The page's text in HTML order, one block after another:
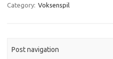
Category: Voksenspil
Post navigation